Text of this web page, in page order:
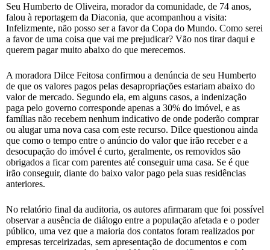
Seu Humberto de Oliveira, morador da comunidade, de 74 anos,
falou à reportagem da Diaconia, que acompanhou a visita:
Infelizmente, não posso ser a favor da Copa do Mundo. Como serei
a favor de uma coisa que vai me prejudicar? Vão nos tirar daqui e
querem pagar muito abaixo do que merecemos.
A moradora Dilce Feitosa confirmou a denúncia de seu Humberto
de que os valores pagos pelas desapropriações estariam abaixo do
valor de mercado. Segundo ela, em alguns casos, a indenização
paga pelo governo corresponde apenas a 30% do imóvel, e as
famílias não recebem nenhum indicativo de onde poderão comprar
ou alugar uma nova casa com este recurso. Dilce questionou ainda
que como o tempo entre o anúncio do valor que irão receber e a
desocupação do imóvel é curto, geralmente, os removidos são
obrigados a ficar com parentes até conseguir uma casa. Se é que
irão conseguir, diante do baixo valor pago pela suas residências
anteriores.
No relatório final da auditoria, os autores afirmaram que foi possível
observar a ausência de diálogo entre a população afetada e o poder
público, uma vez que a maioria dos contatos foram realizados por
empresas terceirizadas, sem apresentação de documentos e com